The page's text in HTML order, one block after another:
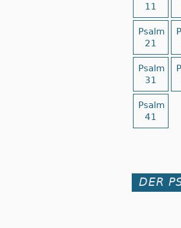
11
Psalm
21
Psalm
31
Psalm
41
DER